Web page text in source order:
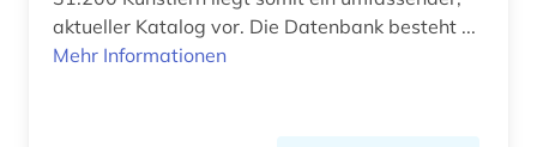
geschichte (21)
aktueller Katalog vor. Die Datenbank besteht ...
Mehr Informationen